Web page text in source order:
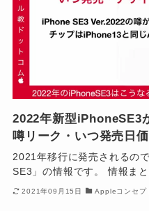
2022年新型iPhoneSE3
噂リーク・いつ発売日
2021年移行に発売されるの
SE3」の情報です。 情報まと
2021年09月15日 Appleコンセプ